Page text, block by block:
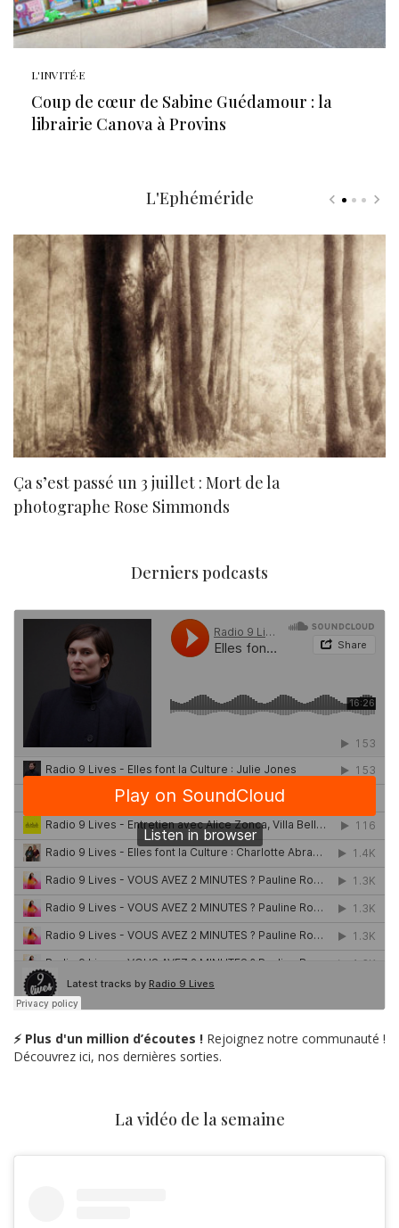
L'INVITÉ·E
Coup de cœur de Sabine Guédamour : la
librairie Canova à Provins
L'Ephéméride
Ça s’est passé un 3 juillet : Mort de la
photographe Rose Simmonds
Derniers podcasts
⚡ Plus d'un million d’écoutes ! Rejoignez notre communauté !
Découvrez ici, nos dernières sorties.
La vidéo de la semaine